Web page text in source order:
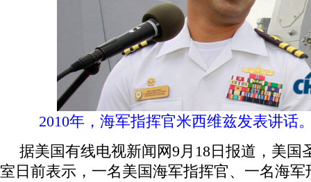
2010年，海军指挥官米西维兹发表讲话
据美国有线电视新闻网9月18日报道，美国
室日前表示，一名美国海军指挥官、一名海